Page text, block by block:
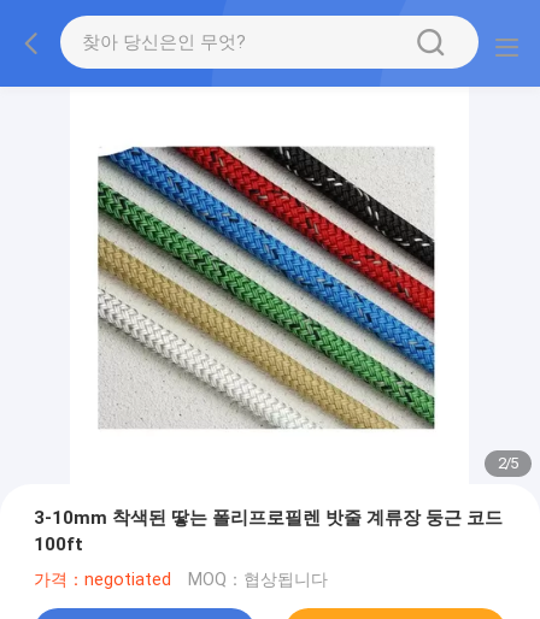
2/5
3-10mm 착색된 땋는 폴리프로필렌 밧줄 계류장 둥근 코드
100ft
가격：negotiated MOQ：협상됩니다